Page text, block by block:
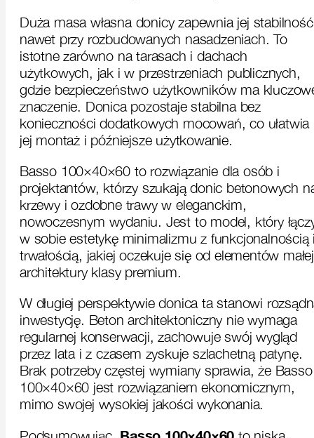
Duża masa własna donicy zapewnia jej stabilność
nawet przy rozbudowanych nasadzeniach. To
istotne zarówno na tarasach i dachach
użytkowych, jak i w przestrzeniach publicznych,
gdzie bezpieczeństwo użytkowników ma
znaczenie. Donica pozostaje stabilna bez
konieczności dodatkowych mocowań, co ułatwia
jej montaż i późniejsze użytkowanie.
Basso 100×40×60 to rozwiązanie dla osób i
projektantów, którzy szukają donic betonowych
krzewy i ozdobne trawy w eleganckim,
nowoczesnym wydaniu. Jest to model, który
w sobie estetykę minimalizmu z funkcjonalnością
trwałością, jakiej oczekuje się od elementów małej
architektury klasy premium.
W długiej perspektywie donica ta stanowi
inwestycję. Beton architektoniczny nie wymaga
regularnej konserwacji, zachowuje swój wygląd
przez lata i z czasem zyskuje szlachetną patynę.
Brak potrzeby częstej wymiany sprawia, że Basso
100×40×60 jest rozwiązaniem ekonomicznym,
mimo swojej wysokiej jakości wykonania.